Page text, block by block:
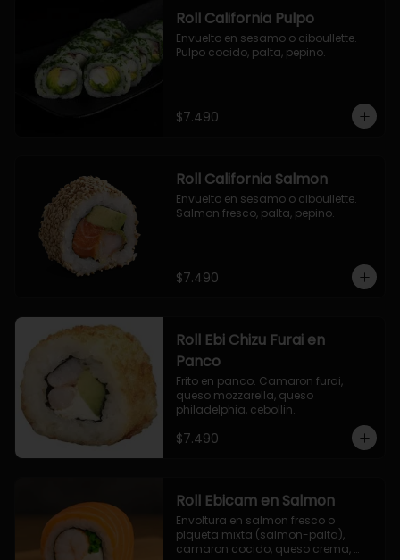
Roll California Pulpo
Envuelto en sesamo o ciboullette.
Pulpo cocido, palta, pepino.
$7.490
Roll California Salmon
Envuelto en sesamo o ciboullette.
Salmon fresco, palta, pepino.
$7.490
Roll Ebi Chizu Furai en
Panco
Frito en panco. Camaron furai,
queso mozzarella, queso
philadelphia, cebollin.
$7.490
Roll Ebicam en Salmon
Envoltura en salmon fresco o
plqueta mixta (salmon-palta),
camaron cocido, queso crema,